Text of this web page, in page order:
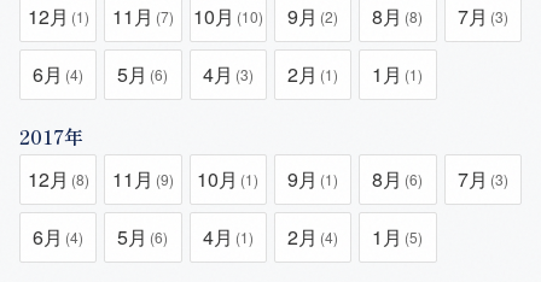
12月 (1) 11月 (7) 10月 (10) 9月 (2) 8月 (8) 7月 (3)
6月 (4) 5月 (6) 4月 (3) 2月 (1) 1月 (1)
2017年
12月 (8) 11月 (9) 10月 (1) 9月 (1) 8月 (6) 7月 (3)
6月 (4) 5月 (6) 4月 (1) 2月 (4) 1月 (5)